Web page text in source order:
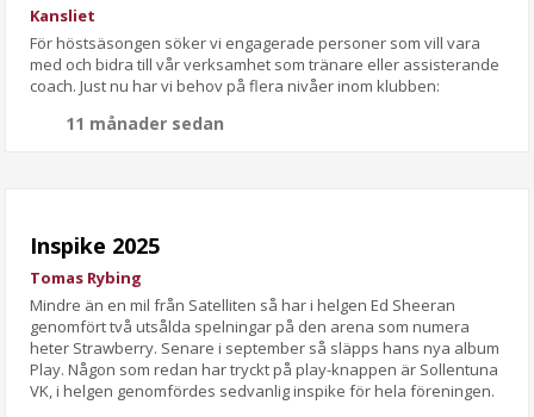
Kansliet
För höstsäsongen söker vi engagerade personer som vill vara
med och bidra till vår verksamhet som tränare eller assisterande
coach. Just nu har vi behov på flera nivåer inom klubben:
11 månader sedan
Inspike 2025
Tomas Rybing
Mindre än en mil från Satelliten så har i helgen Ed Sheeran
genomfört två utsålda spelningar på den arena som numera
heter Strawberry. Senare i september så släpps hans nya album
Play. Någon som redan har tryckt på play-knappen är Sollentuna
VK, i helgen genomfördes sedvanlig inspike för hela föreningen.